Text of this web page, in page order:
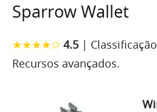
Sparrow Wallet
★★★★✩ 4.5 |
Recursos avançados.